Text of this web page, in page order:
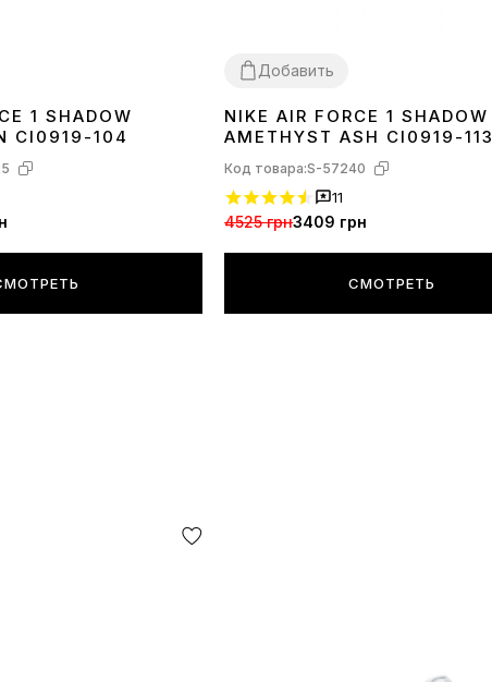
1 SHADOW
CI0919-104
Добавить
36
NIKE AIR FORCE 1 SHADOW
AMETHYST ASH CI0919-113
Код товара:S-57240
11
4525 грн3409 грн
СМОТРЕТЬ